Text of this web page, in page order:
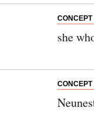
CONCEPT
she
CONCEPT